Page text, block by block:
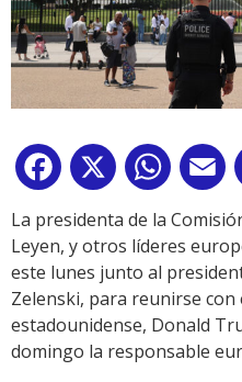
Facebook
X
La presidenta de la
Leyen, y otros líderes
este lunes junto al
Zelenski, para reunirse con
estadounidense, Donald
domingo la responsable